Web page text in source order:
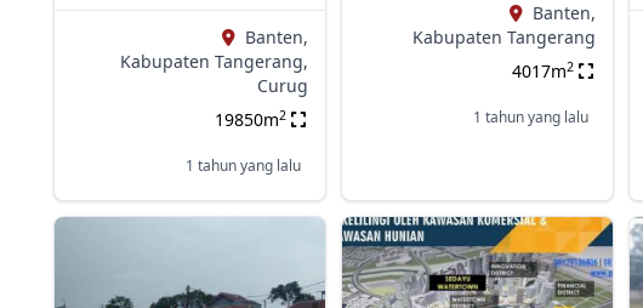
Banten,
Kabupaten Tangerang,
Curug
19850m2
1 tahun yang lalu
Banten,
Kabupaten Tangerang
4017m2
1 tahun yang lalu